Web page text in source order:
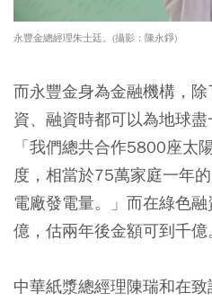
永豐金總經理朱士廷。(攝影：陳永錚)
而永豐金身為金融機構，
資、融資時都可以為地球盡
「我們總共合作5800座太
度，相當於75萬家庭一年
電廠發電量。」而在綠色
億，估兩年後金額可到千億
中華紙漿總經理陳瑞和在致